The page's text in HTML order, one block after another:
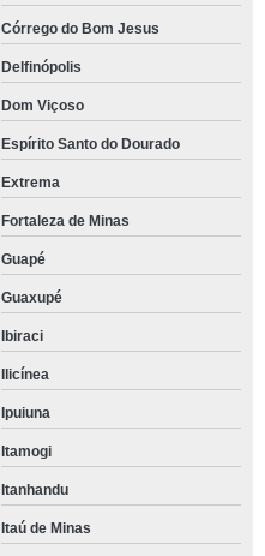
Córrego do Bom Jesus
Delfinópolis
Dom Viçoso
Espírito Santo do Dourado
Extrema
Fortaleza de Minas
Guapé
Guaxupé
Ibiraci
Ilicínea
Ipuiuna
Itamogi
Itanhandu
Itaú de Minas